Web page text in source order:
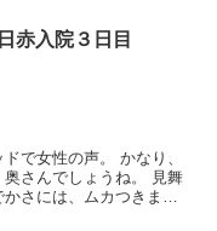
2018.06.08 日赤入院３日目
で女性の声。 かなり、
さんでしょうね。 見舞
さには、ムカつきまし